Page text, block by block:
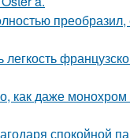
как даже
спокойной